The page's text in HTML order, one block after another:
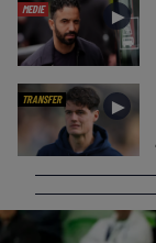
MEDIE ►
TRANSFER ►